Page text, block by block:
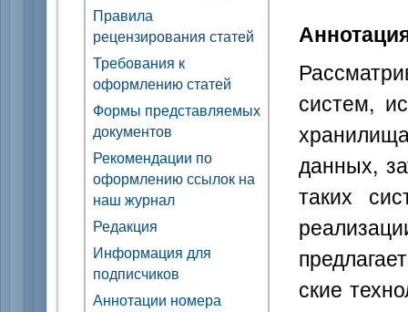
Правила
рецензирования статей
Требования к
оформлению статей
Формы представляемых
документов
Рекомендации по
оформлению ссылок на
наш журнал
Редакция
Информация для
подписчиков
Аннотации номера
систем,
данных,
таких
ские